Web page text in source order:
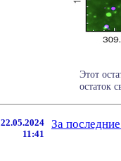
Этот
остаток
22.05.2024
11:41
За